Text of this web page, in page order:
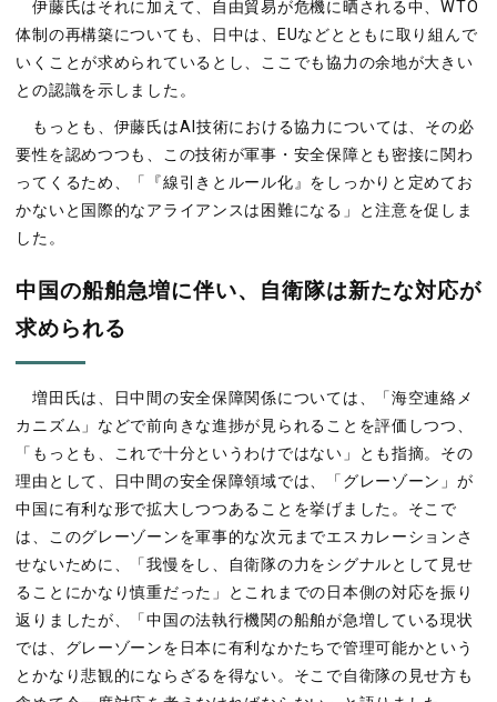
伊藤氏はそれに加えて、自由貿易が危機に晒される中、WTO
体制の再構築についても、日中は、EUなどとともに取り組んで
いくことが求められているとし、ここでも協力の余地が大きい
との認識を示しました。
もっとも、伊藤氏はAI技術における協力については、その必
要性を認めつつも、この技術が軍事・安全保障とも密接に関わ
ってくるため、「『線引きとルール化』をしっかりと定めてお
かないと国際的なアライアンスは困難になる」と注意を促しま
した。
中国の船舶急増に伴い、自衛隊は新たな対応が
求められる
増田氏は、日中間の安全保障関係については、「海空連絡メ
カニズム」などで前向きな進捗が見られることを評価しつつ、
「もっとも、これで十分というわけではない」とも指摘。その
理由として、日中間の安全保障領域では、「グレーゾーン」が
中国に有利な形で拡大しつつあることを挙げました。そこで
は、このグレーゾーンを軍事的な次元までエスカレーションさ
せないために、「我慢をし、自衛隊の力をシグナルとして見せ
ることにかなり慎重だった」とこれまでの日本側の対応を振り
返りましたが、「中国の法執行機関の船舶が急増している現状
では、グレーゾーンを日本に有利なかたちで管理可能かという
とかなり悲観的にならざるを得ない。そこで自衛隊の見せ方も